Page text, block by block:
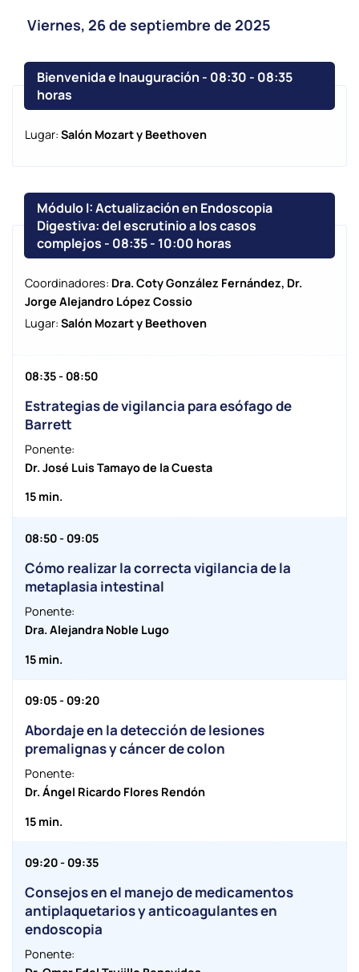
Viernes, 26 de septiembre de 2025
Bienvenida e Inauguración - 08:30 - 08:35
horas
Lugar: Salón Mozart y Beethoven
Módulo I: Actualización en Endoscopia
Digestiva: del escrutinio a los casos
complejos - 08:35- 10:00 horas
Coordinadores: Dra. Coty González Fernández, Dr.
Jorge Alejandro López Cossio
Lugar: Salón Mozart y Beethoven
08:35 - 08:50
Estrategias de vigilancia para esófago de
Barrett
Ponente:
Dr. José Luis Tamayo de la Cuesta
15 min.
08:50 - 09:05
Cómo realizar la correcta vigilancia de la
metaplasia intestinal
Ponente:
Dra. Alejandra Noble Lugo
15 min.
09:05 - 09:20
Abordaje en la detección de lesiones
premalignas y cáncer de colon
Ponente:
Dr. Ángel Ricardo Flores Rendón
15 min.
09:20 - 09:35
Consejos en el manejo de medicamentos
antiplaquetarios y anticoagulantes en
endoscopia
Ponente: